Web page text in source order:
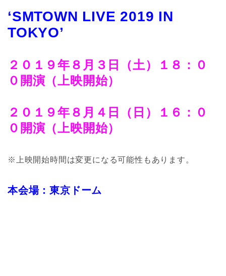
‘SMTOWN LIVE 2019 IN
TOKYO’
２０１９年８月３日（土）１８：０
０開演（上映開始）
２０１９年８月４日（日）１６：０
０開演（上映開始）
※上映開始時間は変更になる可能性もあります。
本会場：東京ドーム